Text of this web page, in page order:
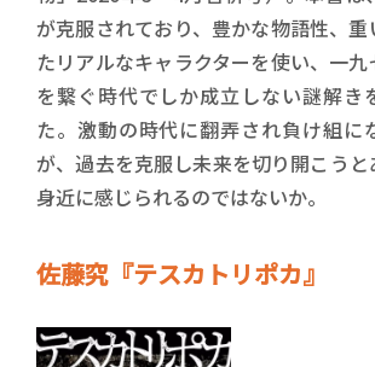
が克服されており、豊かな物語性、
たリアルなキャラクターを使い、一
を繋ぐ時代でしか成立しない謎解き
た。激動の時代に翻弄され負け組に
が、過去を克服し未来を切り開こうと
身近に感じられるのではないか。
佐藤究『テスカトリポカ』